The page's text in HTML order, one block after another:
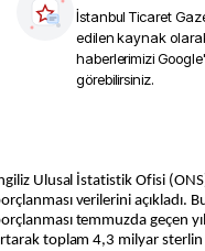
İstanbul Ticaret
edilen kaynak
haberlerimizi
görebilirsiniz.
Ulusal İstatistik Ofisi
verilerini açıkladı.
temmuzda geçen
toplam 4,3 milyar sterlin